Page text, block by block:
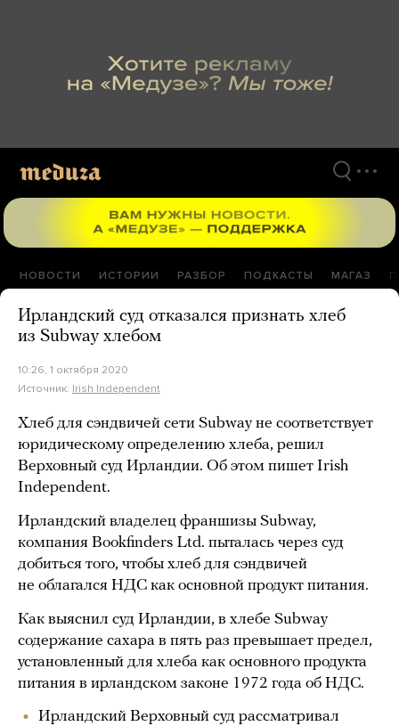
НОВОСТИ ИСТОРИИ РАЗБОР ПОДКАСТЫ МАГАЗ
Ирландский суд отказался признать хлеб
из Subway хлебом
10:26, 1 октября 2020
Источник: Irish Independent
Хлеб для сэндвичей сети Subway не соответствует
юридическому определению хлеба, решил
Верховный суд Ирландии. Об этом пишет Irish
Independent.
Ирландский владелец франшизы Subway,
компания Bookfinders Ltd. пыталась через суд
добиться того, чтобы хлеб для сэндвичей
не облагался НДС как основной продукт питания.
Как выяснил суд Ирландии, в хлебе Subway
содержание сахара в пять раз превышает предел,
установленный для хлеба как основного продукта
питания в ирландском законе 1972 года об НДС.
Ирландский Верховный суд рассматривал